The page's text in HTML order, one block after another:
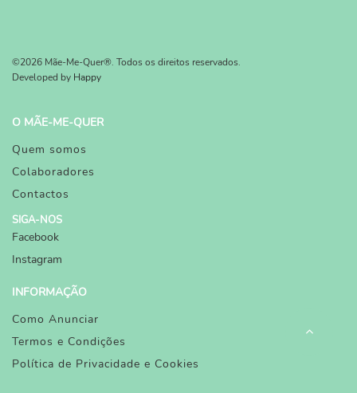
©2026 Mãe-Me-Quer®. Todos os direitos reservados.
Developed by Happy
O MÃE-ME-QUER
Quem somos
Colaboradores
Contactos
SIGA-NOS
Facebook
Instagram
INFORMAÇÃO
Como Anunciar
Termos e Condições
Política de Privacidade e Cookies